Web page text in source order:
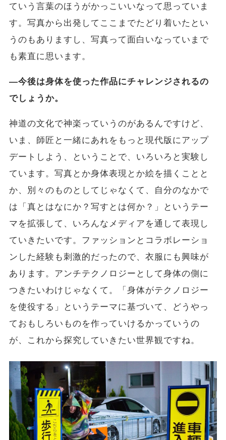
ていう言葉のほうがかっこいいなって思っていま
す。写真から出発してここまでたどり着いたとい
うのもありますし、写真って面白いなっていまで
も素直に思います。
―今後は身体を使った作品にチャレンジされるの
でしょうか。
神道の文化で神楽っていうのがあるんですけど、
いま、師匠と一緒にあれをもっと現代版にアップ
デートしよう、ということで、いろいろと実験し
ています。写真とか身体表現とか絵を描くことと
か、別々のものとしてじゃなくて、自分のなかで
は「真とはなにか？写すとは何か？」というテー
マを拡張して、いろんなメディアを通して表現し
ていきたいです。ファッションとコラボレーショ
ンした経験も刺激的だったので、衣服にも興味が
あります。アンチテクノロジーとして身体の側に
つきたいわけじゃなくて。「身体がテクノロジー
を使役する」というテーマに基づいて、どうやっ
ておもしろいものを作っていけるかっていうの
が、これから探究していきたい世界観ですね。